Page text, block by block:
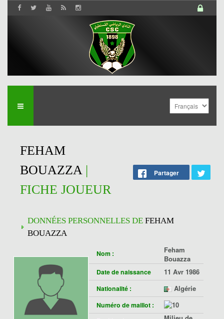
FEHAM
BOUAZZA|
FICHE JOUEUR
Partager
DONNÉES PERSONNELLES DE FEHAM
BOUAZZA
Nom :
Feham
Bouazza
Date de naissance 11 Avr 1986
Nationalité : Algérie
Numéro de maillot :